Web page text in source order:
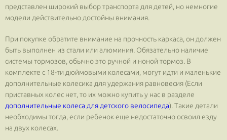
представлен широкий выбор транспорта для детей, но немногие
модели действительно достойны внимания.
При покупке обратите внимание на прочность каркаса, он должен
быть выполнен из стали или алюминия. Обязательно наличие
системы тормозов, обычно это ручной и ноной тормоз. В
комплекте с 18-ти дюймовыми колесами, могут идти и маленькие
дополнительные колесика для удержания равновесия (Если
приставных колес нет, то их можно купить у нас в разделе
дополнительные колеса для детского велосипеда). Такие детали
необходимы тогда, если ребенок еще недостаточно освоил езду
на двух колесах.